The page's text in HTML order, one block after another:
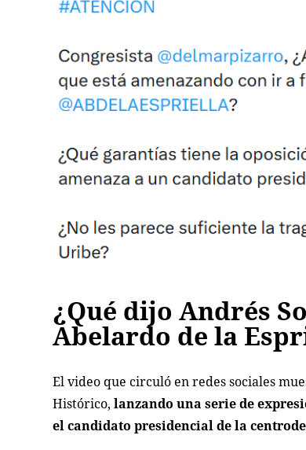
¿Qué dijo Andrés
Abelardo de la
El video que circuló en redes sociales
Histórico,lanzando una serie de
el candidato presidencial de la